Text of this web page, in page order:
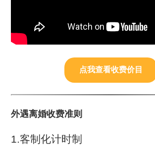
点我查看收费价目
外遇离婚收费准则
1.客制化计时制